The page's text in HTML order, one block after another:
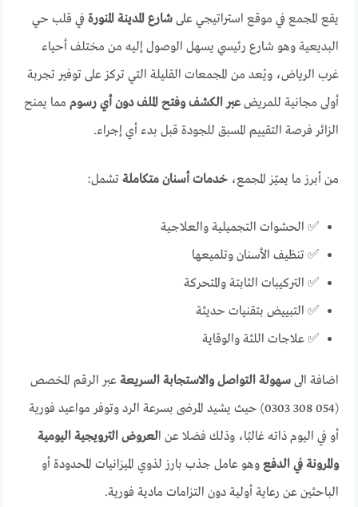
يقع المجمع في موقع استراتيجي علىشارع المدينة المنورة في قلب حي
البديعية وهو شارع رئيسي يسهل الوصول إليه من مختلف أحياء
غرب الرياض، ويُعد من المجمعات القليلة التي تركز على توفير تجربة
أولى مجانية للمريضعبر الكشف وفتح الملف دون أي رسوم مما يمنح
الزائر فرصة التقييم المسبق للجودة قبل بدء أي إجراء.
من أبرز ما يميّز المجمع،خدمات أسنان متكاملة تشمل:
✅ الحشوات التجميلية والعلاجية
✅ تنظيف الأسنان وتلميعها
✅ التركيبات الثابتة والمتحركة
✅ التبييض بتقنيات حديثة
✅ علاجات اللثة والوقاية
اضافة الىسهولة التواصل والاستجابة السريعة عبر الرقم المخصص
(054 308 0303) حيث يشيد المرضى بسرعة الرد وتوفر مواعيد فورية
أو في اليوم ذاته غالبًا، وذلك فضلا عن العروض الترويجية اليومية
والمرونة في الدفع وهو عامل جذب بارز لذوي الميزانيات المحدودة أو
الباحثين عن رعاية أولية دون التزامات مادية فورية.